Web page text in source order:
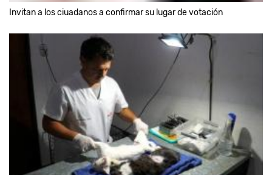
Invitan a los ciuadanos a confirmar su lugar de votación